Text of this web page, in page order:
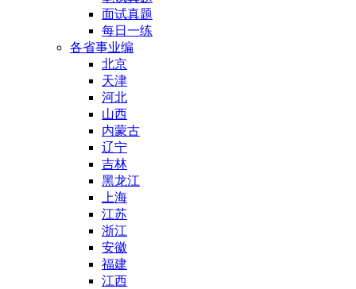
面试真题
每日一练
各省事业编
北京
天津
河北
山西
内蒙古
辽宁
吉林
黑龙江
上海
江苏
浙江
安徽
福建
江西